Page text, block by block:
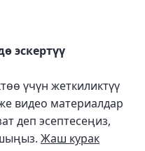
эскертүү
үчүн жеткиликтүү
видео материалдар
деп эсептесеңиз,
Жаш курак